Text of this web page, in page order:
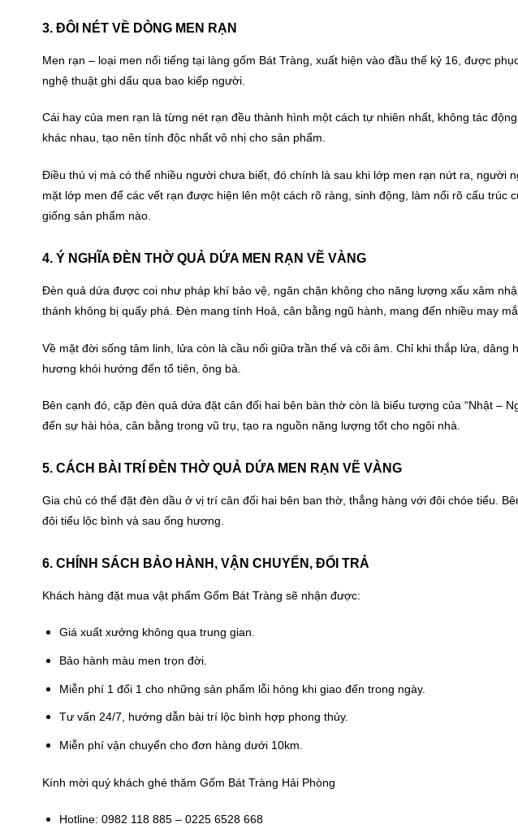
3. ĐÔI NÉT VỀ DÒNG MEN RẠN
Men rạn – loại men nổi tiếng tại làng gốm Bát Tràng, xuất hiện vào đầu thế kỷ 16, được
nghệ thuật ghi dấu qua bao kiếp người.
Cái hay của men rạn là từng nét rạn đều thành hình một cách tự nhiên nhất, không tác
khác nhau, tạo nên tính độc nhất vô nhị cho sản phẩm.
Điều thú vị mà có thể nhiều người chưa biết, đó chính là sau khi lớp men rạn nứt ra, người
mặt lớp men để các vết rạn được hiện lên một cách rõ ràng, sinh động, làm nổi rõ cấu trúc
giống sản phẩm nào.
4. Ý NGHĨA ĐÈN THỜ QUẢ DỨA MEN RẠN VẼ VÀNG
Đèn quả dứa được coi như pháp khí bảo vệ, ngăn chặn không cho năng lượng xấu xâm
thánh không bị quấy phá. Đèn mang tính Hoả, cân bằng ngũ hành, mang đến nhiều may
Về mặt đời sống tâm linh, lửa còn là cầu nối giữa trần thế và cõi âm. Chỉ khi thắp lửa,
hương khói hướng đến tổ tiên, ông bà.
Bên cạnh đó, cặp đèn quả dứa đặt cân đối hai bên bàn thờ còn là biểu tượng của “Nhật –
đến sự hài hòa, cân bằng trong vũ trụ, tạo ra nguồn năng lượng tốt cho ngôi nhà.
5. CÁCH BÀI TRÍ ĐÈN THỜ QUẢ DỨA MEN RẠN VẼ VÀNG
Gia chủ có thể đặt đèn dầu ở vị trí cân đối hai bên ban thờ, thẳng hàng với đôi chóe tiểu.
đôi tiểu lộc bình và sau ống hương.
6. CHÍNH SÁCH BẢO HÀNH, VẬN CHUYỂN, ĐỔI TRẢ
Khách hàng đặt mua vật phẩm Gốm Bát Tràng sẽ nhận được:
Giá xuất xưởng không qua trung gian.
Bảo hành màu men trọn đời.
Miễn phí 1 đổi 1 cho những sản phẩm lỗi hỏng khi giao đến trong ngày.
Tư vấn 24/7, hướng dẫn bài trí lộc bình hợp phong thủy.
Miễn phí vận chuyển cho đơn hàng dưới 10km.
Kính mời quý khách ghé thăm Gốm Bát Tràng Hải Phòng
Hotline: 0982 118 885 – 0225 6528 668